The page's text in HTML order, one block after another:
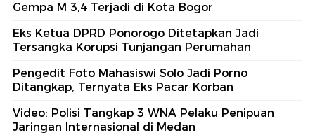
Gempa M 3,4 Terjadi di Kota Bogor
Eks Ketua DPRD Ponorogo Ditetapkan Jadi
Tersangka Korupsi Tunjangan Perumahan
Pengedit Foto Mahasiswi Solo Jadi Porno
Ditangkap, Ternyata Eks Pacar Korban
Video: Polisi Tangkap 3 WNA Pelaku Penipuan
Jaringan Internasional di Medan